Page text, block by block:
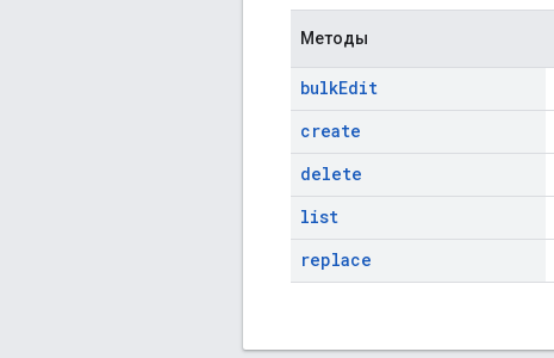
Методы
bulkEdit
create
delete
list
replace